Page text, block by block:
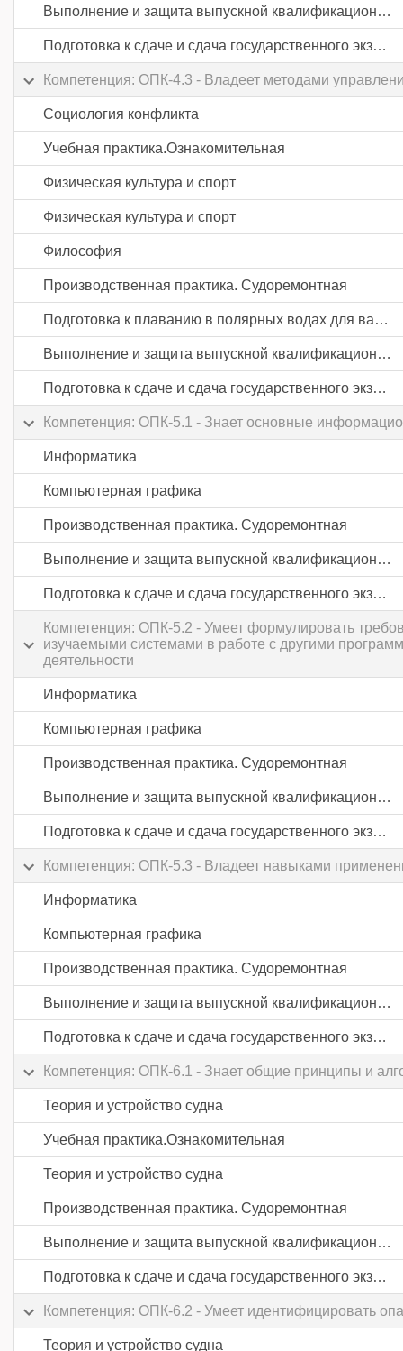
Выполнение и защита выпускной квалификационной работы
Подготовка к сдаче и сдача государственного экзамена
Компетенция: ОПК-4.3 - Владеет методами
Социология конфликта
Учебная практика.Ознакомительная
Физическая культура и спорт
Физическая культура и спорт
Философия
Производственная практика. Судоремонтная
Подготовка к плаванию в полярных водах для вахтенных механиков
Выполнение и защита выпускной квалификационной работы
Подготовка к сдаче и сдача государственного экзамена
Компетенция: ОПК-5.1 - Знает основные
Информатика
Компьютерная графика
Производственная практика. Судоремонтная
Выполнение и защита выпускной квалификационной работы
Подготовка к сдаче и сдача государственного экзамена
Компетенция: ОПК-5.2 - Умеет формулировать
изучаемыми системами в работе с другими
деятельности
Информатика
Компьютерная графика
Производственная практика. Судоремонтная
Выполнение и защита выпускной квалификационной работы
Подготовка к сдаче и сдача государственного экзамена
Компетенция: ОПК-5.3 - Владеет навыками
Информатика
Компьютерная графика
Производственная практика. Судоремонтная
Выполнение и защита выпускной квалификационной работы
Подготовка к сдаче и сдача государственного экзамена
Компетенция: ОПК-6.1 - Знает общие принципы и
Теория и устройство судна
Учебная практика.Ознакомительная
Теория и устройство судна
Производственная практика. Судоремонтная
Выполнение и защита выпускной квалификационной работы
Подготовка к сдаче и сдача государственного экзамена
Компетенция: ОПК-6.2 - Умеет идентифицировать
Теория и устройство судна